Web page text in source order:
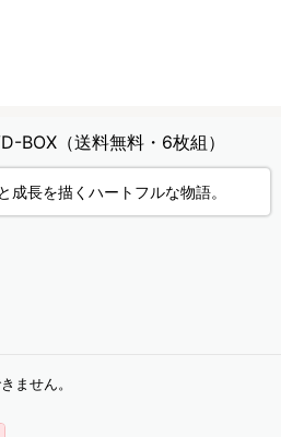
BOX（送料無料・6枚組）
成長を描くハートフルな物語。
ません。